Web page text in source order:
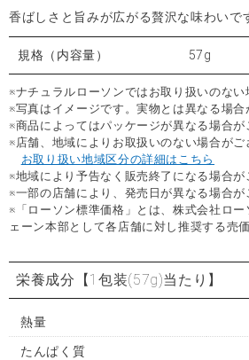
香ばしさと旨みが広がる贅沢な味わいで
規格（内容量） 57g
※ナチュラルローソンではお取り扱いのない
※写真はイメージです。実物とは異なる場合
※商品によってはパッケージが異なる場合が
※店舗、地域によりお取扱いのない場合がご
お取り扱い地域区分の詳細はこちら
※地域により予告なく販売終了になる場合が
※一部の店舗により、発売日が異なる場合が
※「ローソン標準価格」とは、株式会社ロ
ェーン本部として各店舗に対し推奨する売
栄養成分 【1包装(57g)当たり】
熱量
たんぱく質